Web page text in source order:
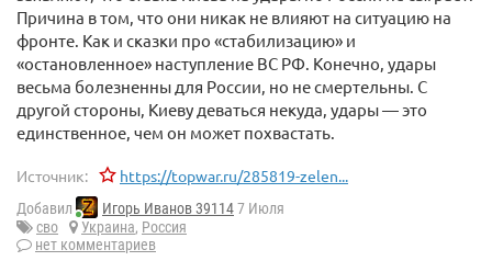
Причина в том, что они никак не влияют на ситуацию на
фронте. Как и сказки про «стабилизацию» и
«остановленное» наступление ВС РФ. Конечно, удары
весьма болезненны для России, но не смертельны. С
другой стороны, Киеву деваться некуда, удары — это
единственное, чем он может похвастать.
Источник: https://topwar.ru/285819-zelen...
Добавил Игорь Иванов 391147 Июля
сво
Украина, Россия
нет комментариев